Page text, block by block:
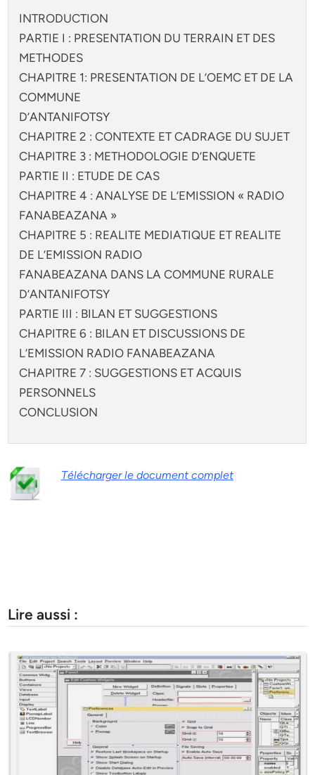
INTRODUCTION
PARTIE I : PRESENTATION DU TERRAIN ET DES
METHODES
CHAPITRE 1: PRESENTATION DE L’OEMC ET DE LA
COMMUNE
D’ANTANIFOTSY
CHAPITRE 2 : CONTEXTE ET CADRAGE DU SUJET
CHAPITRE 3 : METHODOLOGIE D’ENQUETE
PARTIE II : ETUDE DE CAS
CHAPITRE 4 : ANALYSE DE L’EMISSION « RADIO
FANABEAZANA »
CHAPITRE 5 : REALITE MEDIATIQUE ET REALITE
DE L’EMISSION RADIO
FANABEAZANA DANS LA COMMUNE RURALE
D’ANTANIFOTSY
PARTIE III : BILAN ET SUGGESTIONS
CHAPITRE 6 : BILAN ET DISCUSSIONS DE
L’EMISSION RADIO FANABEAZANA
CHAPITRE 7 : SUGGESTIONS ET ACQUIS
PERSONNELS
CONCLUSION
Télécharger le document complet
Lire aussi :